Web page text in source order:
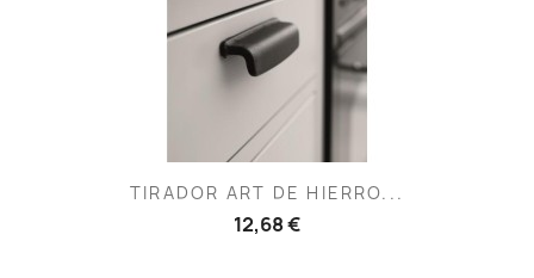
TIRADOR ART DE HIERRO...
12,68 €